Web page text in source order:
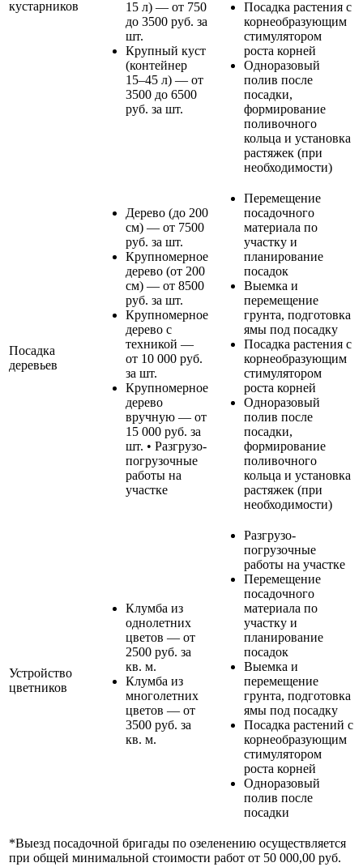
кустарников
15 л) — от 750
до 3500 руб. за
шт.
Крупный куст
(контейнер
15–45 л) — от
3500 до 6500
руб. за шт.
Посадка растения с
корнеобразующим
стимулятором
роста корней
Одноразовый
полив после
посадки,
формирование
поливочного
кольца и установка
растяжек (при
необходимости)
Посадка
деревьев
Дерево (до 200
см) — от 7500
руб. за шт.
Крупномерное
дерево (от 200
см) — от 8500
руб. за шт.
Крупномерное
дерево с
техникой —
от 10 000 руб.
за шт.
Крупномерное
дерево
вручную — от
15 000 руб. за
шт. • Разгрузо-
погрузочные
работы на
участке
Перемещение
посадочного
материала по
участку и
планирование
посадок
Выемка и
перемещение
грунта, подготовка
ямы под посадку
Посадка растения с
корнеобразующим
стимулятором
роста корней
Одноразовый
полив после
посадки,
формирование
поливочного
кольца и установка
растяжек (при
необходимости)
Устройство
цветников
Клумба из
однолетних
цветов — от
2500 руб. за
кв. м.
Клумба из
многолетних
цветов — от
3500 руб. за
кв. м.
Разгрузо-
погрузочные
работы на участке
Перемещение
посадочного
материала по
участку и
планирование
посадок
Выемка и
перемещение
грунта, подготовка
ямы под посадку
Посадка растений с
корнеобразующим
стимулятором
роста корней
Одноразовый
полив после
посадки
*Выезд посадочной бригады по озеленению осуществляется
при общей минимальной стоимости работ от 50 000,00 руб.